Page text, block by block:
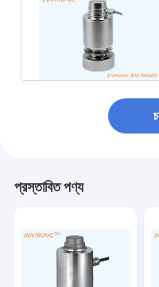
প্রস্তাবিত পণ্য